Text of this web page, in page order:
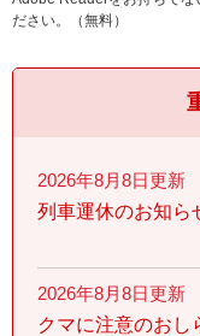
ださい。（無料）
2026年8月8日更新
列車運休のお知ら
2026年8月8日更新
クマに注意のおし